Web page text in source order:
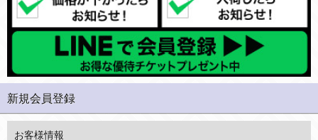
新規会員登録
お客様情報